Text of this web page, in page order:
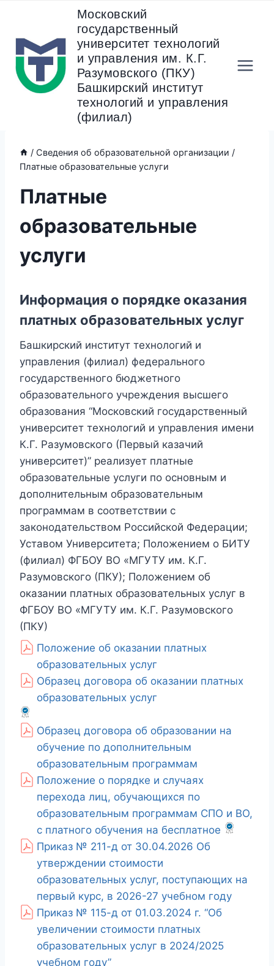
содержанию
Московский
государственный
университет технологий
и управления им. К.Г.
Разумовского (ПКУ)
Башкирский институт
технологий и управления
(филиал)
/ Сведения об образовательной организации /
Платные образовательные услуги
Платные
образовательные
услуги
Информация о порядке оказания
платных образовательных услуг
Башкирский институт технологий и
управления (филиал) федерального
государственного бюджетного
образовательного учреждения высшего
образования “Московский государственный
университет технологий и управления имени
К.Г. Разумовского (Первый казачий
университет)” реализует платные
образовательные услуги по основным и
дополнительным образовательным
программам в соответствии с
законодательством Российской Федерации;
Уставом Университета; Положением о БИТУ
(филиал) ФГБОУ ВО «МГУТУ им. К.Г.
Разумовского (ПКУ); Положением об
оказании платных образовательных услуг в
ФГБОУ ВО «МГУТУ им. К.Г. Разумовского
(ПКУ)
Положение об оказании платных
образовательных услуг
Образец договора об оказании платных
образовательных услуг
Образец договора об образовании на
обучение по дополнительным
образовательным программам
Положение о порядке и случаях
перехода лиц, обучающихся по
образовательным программам СПО и ВО,
с платного обучения на бесплатное
Приказ № 211-д от 30.04.2026 Об
утверждении стоимости
образовательных услуг, поступающих на
первый курс, в 2026-27 учебном году
Приказ № 115-д от 01.03.2024 г. “Об
увеличении стоимости платных
образовательных услуг в 2024/2025
учебном году”